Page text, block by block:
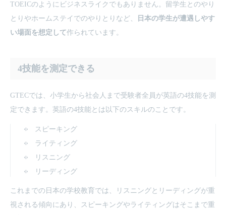
TOEICのようにビジネスライクでもありません。留学生とのやり
とりやホームステイでのやりとりなど、
日本の学生が遭遇しやす
い場面を想定して作られています。
4技能を測定できる
GTECでは、小学生から社会人まで受験者全員が英語の4技能を測
定できます。英語の4技能とは以下のスキルのことです。
スピーキング
ライティング
リスニング
リーディング
これまでの日本の学校教育では、リスニングとリーディングが重
視される傾向にあり、スピーキングやライティングはそこまで重